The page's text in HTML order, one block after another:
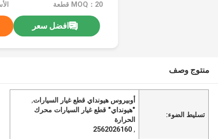
MOQ：20 قطعة
افضل سعر
منتوج وصف
تسليط الضوء:
أوبيروس هيونداي قطع غيار السيارات,
"هيونداي" قطع غيار السيارات محرك
الحرارة
,
2562026160